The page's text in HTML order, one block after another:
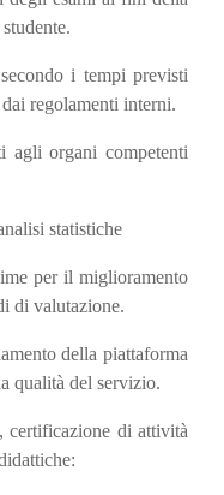
i tempi previsti
regolamenti interni.
agli organi competenti
statistiche
per il miglioramento
di valutazione.
della piattaforma
qualità del servizio.
certificazione di attività